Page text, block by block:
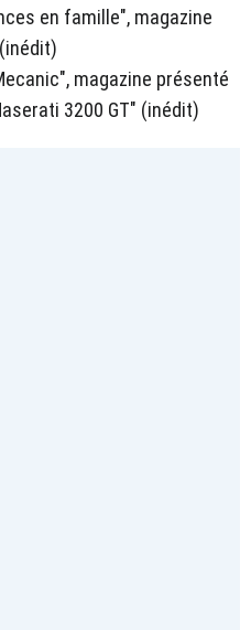
en famille", magazine
magazine présenté
3200 GT" (inédit)